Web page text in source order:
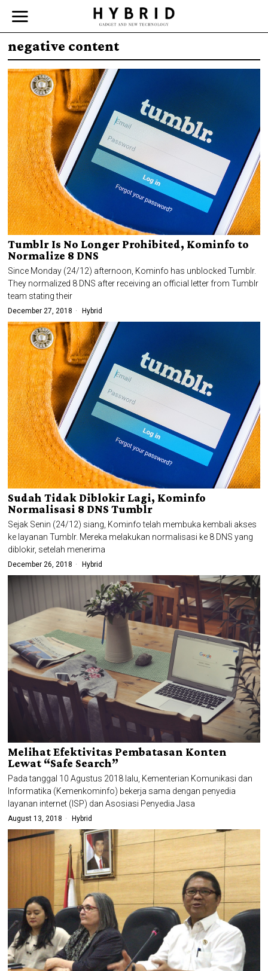
negative content
Tumblr Is No Longer Prohibited, Kominfo to
Normalize 8 DNS
Since Monday (24/12) afternoon, Kominfo has unblocked Tumblr.
They normalized 8 DNS after receiving an official letter from Tumblr
team stating their
December 27, 2018 Hybrid
Sudah Tidak Diblokir Lagi, Kominfo
Normalisasi 8 DNS Tumblr
Sejak Senin (24/12) siang, Kominfo telah membuka kembali akses
ke layanan Tumblr. Mereka melakukan normalisasi ke 8 DNS yang
diblokir, setelah menerima
December 26, 2018 Hybrid
Melihat Efektivitas Pembatasan Konten
Lewat “Safe Search”
Pada tanggal 10 Agustus 2018 lalu, Kementerian Komunikasi dan
Informatika (Kemenkominfo) bekerja sama dengan penyedia
layanan internet (ISP) dan Asosiasi Penyedia Jasa
August 13, 2018 Hybrid